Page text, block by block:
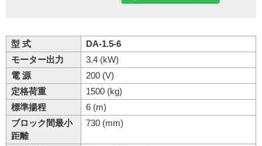
型 式
DA-1.5-6
モーター出力
3.4 (kW)
電 源
200 (V)
定格荷重
1500 (kg)
標準揚程
6 (m)
ブロック間最小
距離
730 (mm)